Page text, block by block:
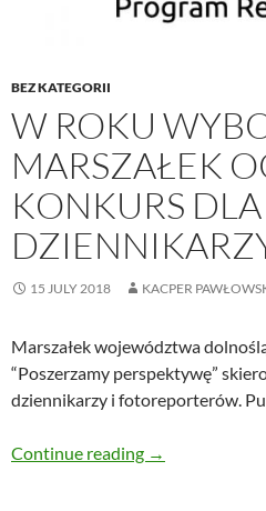
BEZ KATEGORII
W ROKU
MARSZAŁEK
KONKURS DLA
15 JULY 2018 KACPER
Marszałek województwa
“Poszerzamy perspektywę”
dziennikarzy i fotoreporterów.
Continue reading W roku
→